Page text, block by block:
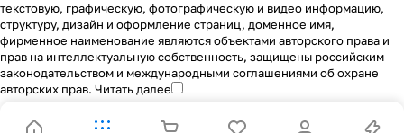
текстовую, графическую, фотографическую и видео информацию,
структуру, дизайн и оформление страниц, доменное имя,
фирменное наименование являются объектами авторского права и
прав на интеллектуальную собственность, защищены российским
законодательством и международными соглашениями об охране
авторских прав. Читать далее